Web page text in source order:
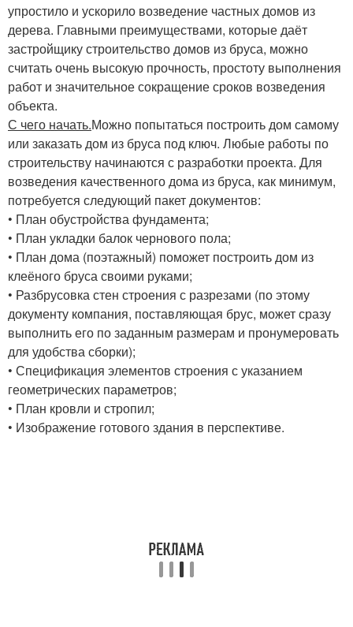
упростило и ускорило возведение частных домов из
дерева. Главными преимуществами, которые даёт
застройщику строительство домов из бруса, можно
считать очень высокую прочность, простоту выполнения
работ и значительное сокращение сроков возведения
объекта.
С чего начать.Можно попытаться построить дом самому
или заказать дом из бруса под ключ. Любые работы по
строительству начинаются с разработки проекта. Для
возведения качественного дома из бруса, как минимум,
потребуется следующий пакет документов:
• План обустройства фундамента;
• План укладки балок чернового пола;
• План дома (поэтажный) поможет построить дом из
клеёного бруса своими руками;
• Разбрусовка стен строения с разрезами (по этому
документу компания, поставляющая брус, может сразу
выполнить его по заданным размерам и пронумеровать
для удобства сборки);
• Спецификация элементов строения с указанием
геометрических параметров;
• План кровли и стропил;
• Изображение готового здания в перспективе.